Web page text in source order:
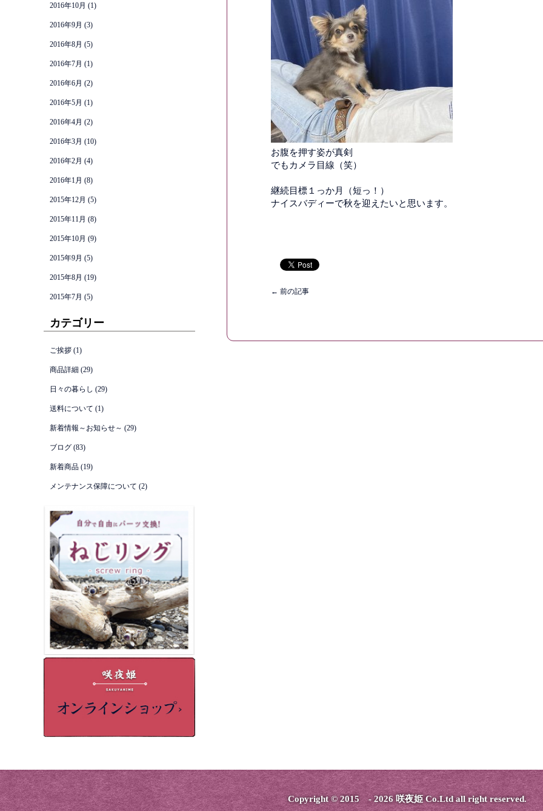
お腹を押す姿が真剣
でもカメラ目線（笑）
継続目標１っか月（短っ！）
ナイスバディーで秋を迎えたいと思います。
← 前の記事
2016年10月 (1)
2016年9月 (3)
2016年8月 (5)
2016年7月 (1)
2016年6月 (2)
2016年5月 (1)
2016年4月 (2)
2016年3月 (10)
2016年2月 (4)
2016年1月 (8)
2015年12月 (5)
2015年11月 (8)
2015年10月 (9)
2015年9月 (5)
2015年8月 (19)
2015年7月 (5)
カテゴリー
ご挨拶 (1)
商品詳細 (29)
日々の暮らし (29)
送料について (1)
新着情報～お知らせ～ (29)
ブログ (83)
新着商品 (19)
メンテナンス保障について (2)
Copyright © 2015 - 2026 咲夜姫 Co.Ltd all right reserved.